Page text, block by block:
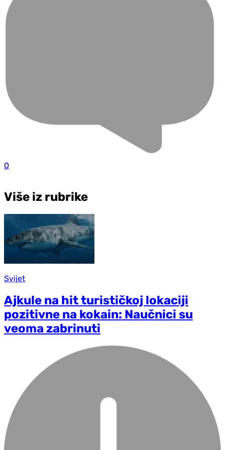
0
Više iz rubrike
Svijet
Ajkule na hit turističkoj lokaciji
pozitivne na kokain: Naučnici su
veoma zabrinuti